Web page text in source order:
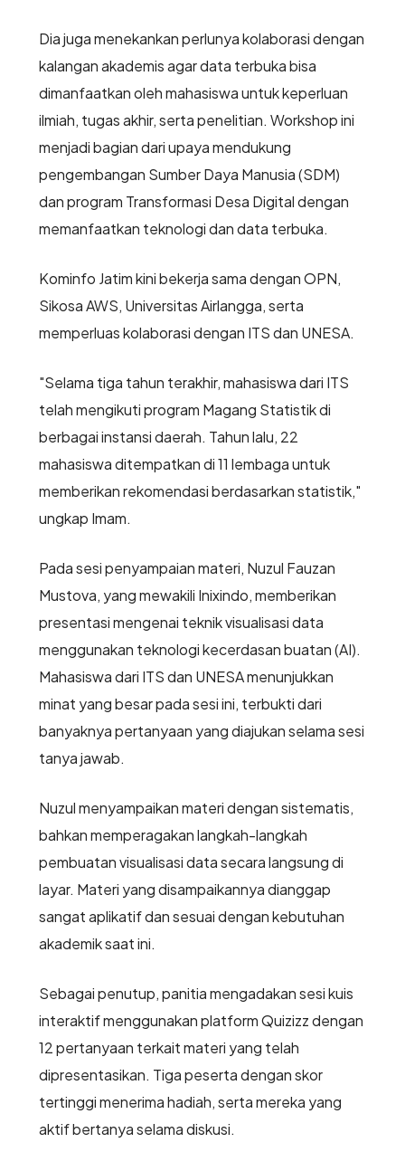
Dia juga menekankan perlunya kolaborasi dengan
kalangan akademis agar data terbuka bisa
dimanfaatkan oleh mahasiswa untuk keperluan
ilmiah, tugas akhir, serta penelitian. Workshop ini
menjadi bagian dari upaya mendukung
pengembangan Sumber Daya Manusia (SDM)
dan program Transformasi Desa Digital dengan
memanfaatkan teknologi dan data terbuka.
Kominfo Jatim kini bekerja sama dengan OPN,
Sikosa AWS, Universitas Airlangga, serta
memperluas kolaborasi dengan ITS dan UNESA.
"Selama tiga tahun terakhir, mahasiswa dari ITS
telah mengikuti program Magang Statistik di
berbagai instansi daerah. Tahun lalu, 22
mahasiswa ditempatkan di 11 lembaga untuk
memberikan rekomendasi berdasarkan statistik,"
ungkap Imam.
Pada sesi penyampaian materi, Nuzul Fauzan
Mustova, yang mewakili Inixindo, memberikan
presentasi mengenai teknik visualisasi data
menggunakan teknologi kecerdasan buatan (AI).
Mahasiswa dari ITS dan UNESA menunjukkan
minat yang besar pada sesi ini, terbukti dari
banyaknya pertanyaan yang diajukan selama sesi
tanya jawab.
Nuzul menyampaikan materi dengan sistematis,
bahkan memperagakan langkah-langkah
pembuatan visualisasi data secara langsung di
layar. Materi yang disampaikannya dianggap
sangat aplikatif dan sesuai dengan kebutuhan
akademik saat ini.
Sebagai penutup, panitia mengadakan sesi kuis
interaktif menggunakan platform Quizizz dengan
12 pertanyaan terkait materi yang telah
dipresentasikan. Tiga peserta dengan skor
tertinggi menerima hadiah, serta mereka yang
aktif bertanya selama diskusi.